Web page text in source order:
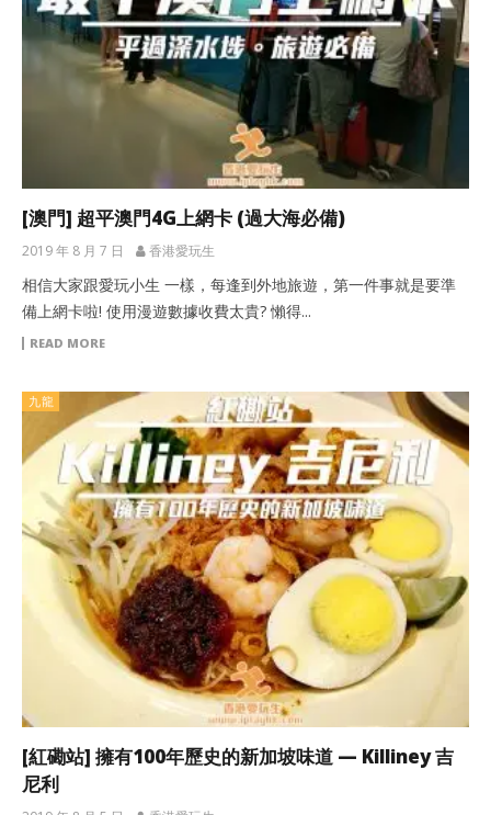
[澳門] 超平澳門4G上網卡 (過大海必備)
2019 年 8 月 7 日 香港愛玩生
相信大家跟愛玩小生 一樣，每逢到外地旅遊，第一件事就是要準
備上網卡啦! 使用漫遊數據收費太貴? 懶得...
READ MORE
九龍
[紅磡站] 擁有100年歷史的新加坡味道 — Killiney 吉
尼利